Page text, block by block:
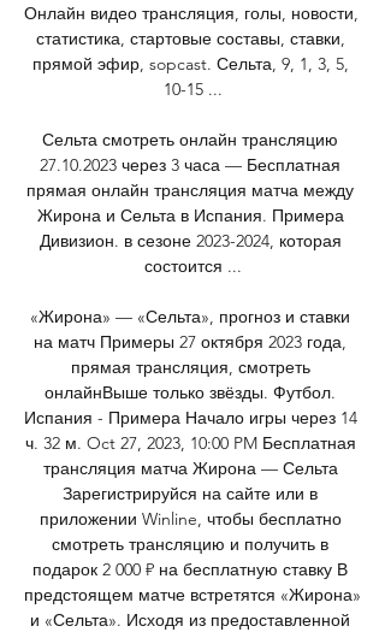
Онлайн видео трансляция, голы, новости,
статистика, стартовые составы, ставки,
прямой эфир, sopcast. Сельта, 9, 1, 3, 5,
10-15 ...
Сельта смотреть онлайн трансляцию
27.10.2023 через 3 часа — Бесплатная
прямая онлайн трансляция матча между
Жирона и Сельта в Испания. Примера
Дивизион. в сезоне 2023-2024, которая
состоится ...
«Жирона» — «Сельта», прогноз и ставки
на матч Примеры 27 октября 2023 года,
прямая трансляция, смотреть
онлайнВыше только звёзды. Футбол.
Испания - Примера Начало игры через 14
ч. 32 м. Oct 27, 2023, 10:00 PM Бесплатная
трансляция матча Жирона — Сельта
Зарегистрируйся на сайте или в
приложении Winline, чтобы бесплатно
смотреть трансляцию и получить в
подарок 2 000 ₽ на бесплатную ставку В
предстоящем матче встретятся «Жирона»
и «Сельта». Исходя из предоставленной